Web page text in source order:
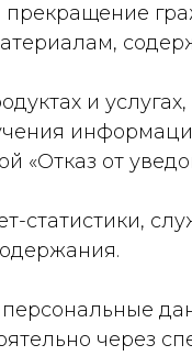
прекращение
и
«Отказ от
статистики,
персональные
через